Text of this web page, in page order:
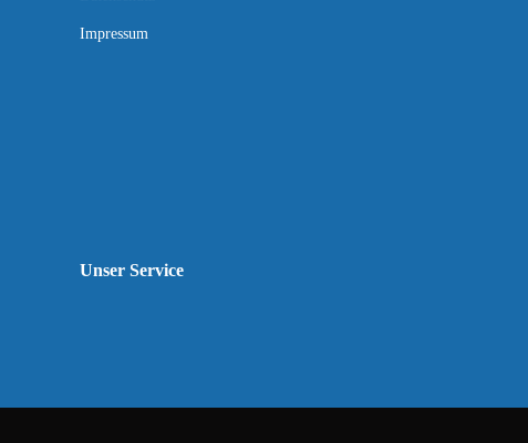
Impressum
Unser Service